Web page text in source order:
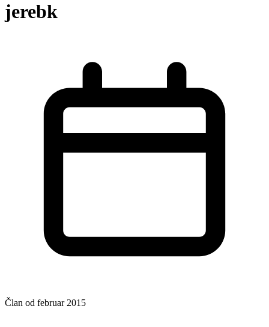
jerebk
Član od februar 2015